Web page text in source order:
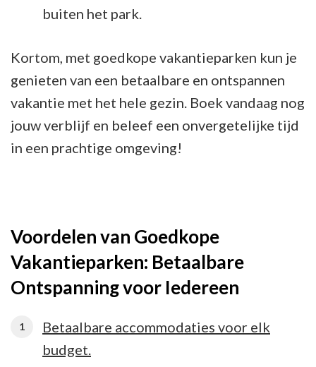
buiten het park.
Kortom, met goedkope vakantieparken kun je
genieten van een betaalbare en ontspannen
vakantie met het hele gezin. Boek vandaag nog
jouw verblijf en beleef een onvergetelijke tijd
in een prachtige omgeving!
Voordelen van Goedkope
Vakantieparken: Betaalbare
Ontspanning voor Iedereen
Betaalbare accommodaties voor elk
budget.